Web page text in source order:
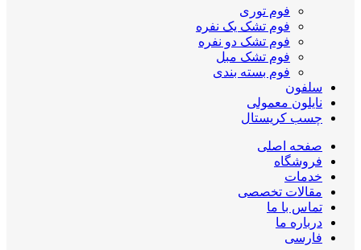
فوم توری
فوم تشک یک نفره
فوم تشک دو نفره
فوم تشک مبل
فوم بسته بندی
سلفون
نایلون معمولی
چسب کریستال
صفحه اصلی
فروشگاه
خدمات
مقالات تخصصی
تماس با ما
درباره ما
فارسی